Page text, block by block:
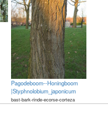
Pagodeboom--Honingboom
|Styphnolobium_japonicum
bast-bark-rinde-ecorse-corteza